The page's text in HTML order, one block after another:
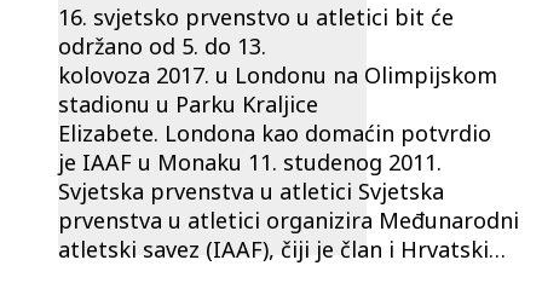
16. svjetsko prvenstvo u atletici bit će
održano od 5. do 13.
kolovoza 2017. u Londonu na Olimpijskom
stadionu u Parku Kraljice
Elizabete. Londona kao domaćin potvrdio
je IAAF u Monaku 11. studenog 2011.
Svjetska prvenstva u atletici Svjetska
prvenstva u atletici organizira Međunarodni
atletski savez (IAAF), čiji je član i Hrvatski…